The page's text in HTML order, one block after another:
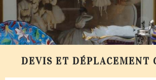
DEVIS ET DÉPLACEMENT